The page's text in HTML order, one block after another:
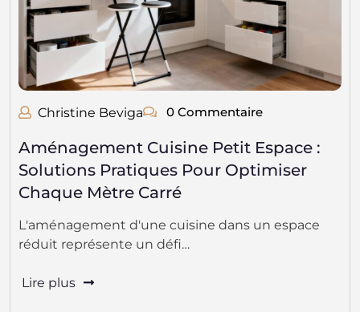
Christine Beviga 0 Commentaire
Aménagement Cuisine Petit Espace :
Solutions Pratiques Pour Optimiser
Chaque Mètre Carré
L'aménagement d'une cuisine dans un espace
réduit représente un défi…
Lire plus